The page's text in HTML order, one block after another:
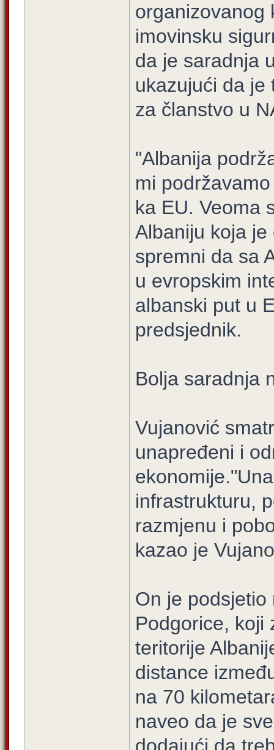
organizovanog
imovinsku
da je saradnja
ukazujući da je
za članstvo u
"Albanija
mi
ka EU. Veoma
Albaniju koja je
spremni da sa
u evropskim
albanski put u
predsjednik.
Bolja saradnja
Vujanović
unapređeni i
infrastrukturu,
razmjenu i
kazao je
On je
Podgorice, koji
teritorije
distance
na 70
naveo da je